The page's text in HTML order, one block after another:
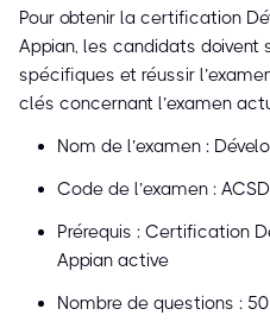
Pour obtenir la certification
Appian, les candidats doivent
spécifiques et réussir
clés concernant l’examen
Nom de l’examen :
Code de l’examen : ACSD
Prérequis : Certification
Appian active
Nombre de questions : 50